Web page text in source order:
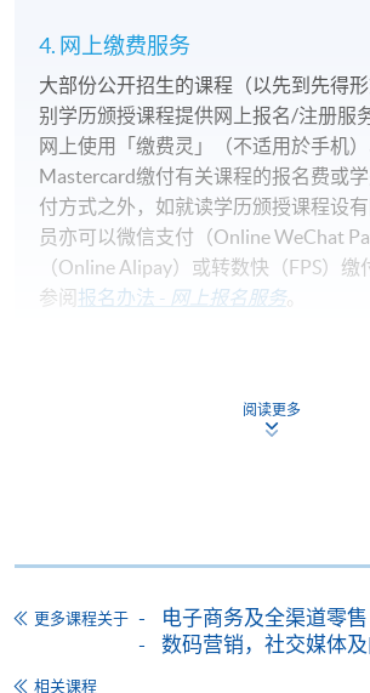
4. 网上缴费服务
大部份公开招生的课程（以先到先得
别学历颁授课程提供网上报名/注册服
网上使用「缴费灵」（不适用於手机
Mastercard缴付有关课程的报名费或
付方式之外，如就读学历颁授课程设
员亦可以微信支付（Online WeChat
（Online Alipay）或转数快（FPS）
参阅 报名办法 - 网上报名服务。
除由学院裁定的特殊情况（例如课
准退还款项，以现金、易办事、微信
支票或缴费灵（只限网上付款）方式
以支票退款；以信用卡缴交之款项，
阅读更多
更多课程关于
电子商务及全渠道零售
数码营销，社交媒体
相关课程